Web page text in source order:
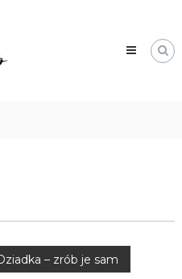
– zrób je sam